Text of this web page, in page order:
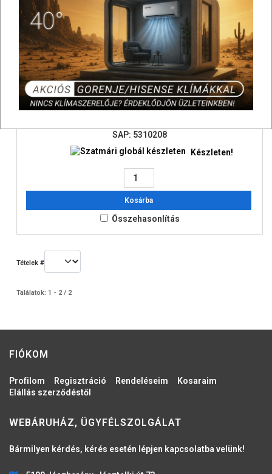
Esbe ZRS234 motoros váltószelep 3/4" BM
SAP: 5310208
Készleten!
Kosárba
Összehasonlítás
Tételek #
Találatok: 1 - 2 / 2
FIÓKOM
Profilom Regisztráció Rendeléseim
Kosaraim
Elállás szerződéstől
WEBÁRUHÁZ, ÜGYFÉLSZOLGÁLAT
Bármilyen kérdés, kérés esetén lépjen kapcsolatba velünk!